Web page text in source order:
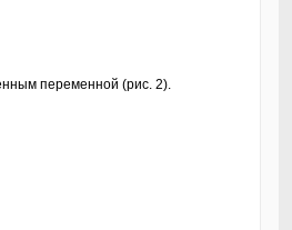
переменной (рис. 2).